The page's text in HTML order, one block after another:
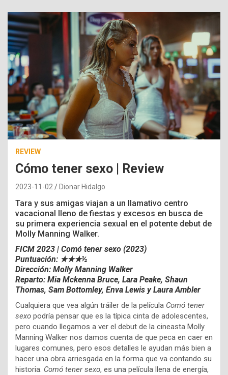
REVIEW
Cómo tener sexo | Review
2023-11-02 Dionar Hidalgo
Tara y sus amigas viajan a un llamativo centro
vacacional lleno de fiestas y excesos en busca de
su primera experiencia sexual en el potente debut de
Molly Manning Walker.
FICM 2023 | Comó tener sexo (2023)
Puntuación: ★★★½
Dirección: Molly Manning Walker
Reparto: Mia Mckenna Bruce, Lara Peake, Shaun
Thomas, Sam Bottomley, Enva Lewis y Laura Ambler
Cualquiera que vea algún tráiler de la película Comó tener
sexo podría pensar que es la típica cinta de adolescentes,
pero cuando llegamos a ver el debut de la cineasta Molly
Manning Walker nos damos cuenta de que peca en caer en
lugares comunes, pero esos detalles le ayudan más bien a
hacer una obra arriesgada en la forma que va contando su
historia. Comó tener sexo, es una película llena de energía,